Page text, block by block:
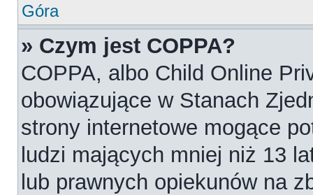
Góra
» Czym jest COPPA?
COPPA, albo Child Online
obowiązujące w Stanach
strony internetowe mogące
ludzi mających mniej niż 13
lub prawnych opiekunów na